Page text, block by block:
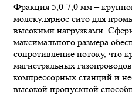
Фракция 5,0-7,0 мм –
молекулярное сито для
высокими нагрузками.
максимального размера
сопротивление потоку, что
магистральных
компрессорных станций и
высокой пропускной